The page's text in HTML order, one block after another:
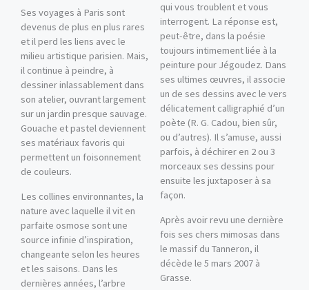
Ses voyages à Paris sont
devenus de plus en plus rares
et il perd les liens avec le
milieu artistique parisien. Mais,
il continue à peindre, à
dessiner inlassablement dans
son atelier, ouvrant largement
sur un jardin presque sauvage.
Gouache et pastel deviennent
ses matériaux favoris qui
permettent un foisonnement
de couleurs.
Les collines environnantes, la
nature avec laquelle il vit en
parfaite osmose sont une
source infinie d’inspiration,
changeante selon les heures
et les saisons. Dans les
dernières années, l’arbre
qui vous troublent et vous
interrogent. La réponse est,
peut-être, dans la poésie
toujours intimement liée à la
peinture pour Jégoudez. Dans
ses ultimes œuvres, il associe
un de ses dessins avec le vers
délicatement calligraphié d’un
poète (R. G. Cadou, bien sûr,
ou d’autres). Il s’amuse, aussi
parfois, à déchirer en 2 ou 3
morceaux ses dessins pour
ensuite les juxtaposer à sa
façon.
Après avoir revu une dernière
fois ses chers mimosas dans
le massif du Tanneron, il
décède le 5 mars 2007 à
Grasse.